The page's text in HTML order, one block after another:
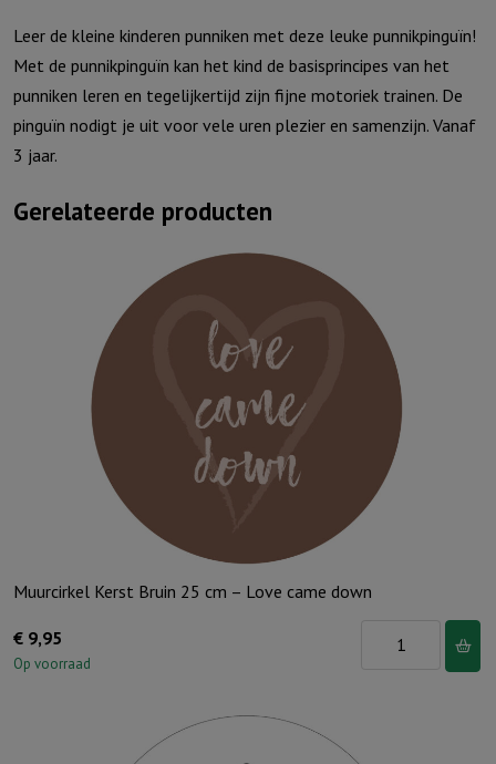
Leer de kleine kinderen punniken met deze leuke punnikpinguïn!
Met de punnikpinguïn kan het kind de basisprincipes van het
punniken leren en tegelijkertijd zijn fijne motoriek trainen. De
pinguïn nodigt je uit voor vele uren plezier en samenzijn. Vanaf
3 jaar.
Gerelateerde producten
Muurcirkel Kerst Bruin 25 cm – Love came down
€ 9,95
Op voorraad
Muurcirkel